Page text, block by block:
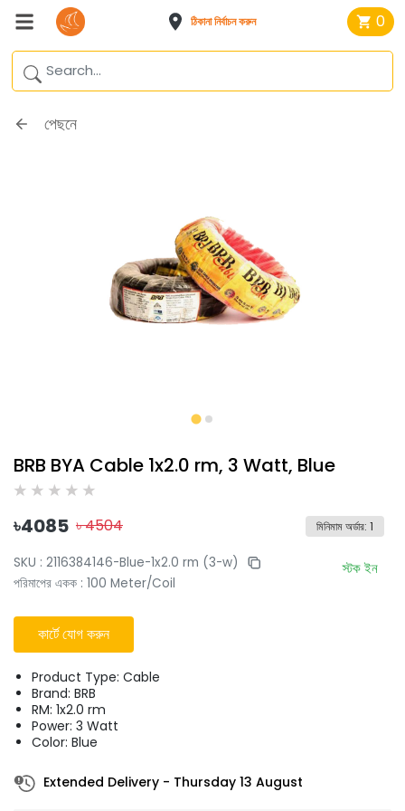
ঠিকানা নির্বাচন করুন 0
পেছনে
BRB BYA Cable 1x2.0 rm, 3 Watt, Blue
৳4085 ৳4504 মিনিমাম অর্ডার: 1
SKU : 2116384146-Blue-1x2.0 rm (3-w)
পরিমাপের একক : 100 Meter/Coil
স্টক ইন
কার্টে যোগ করুন
Product Type: Cable
Brand: BRB
RM: 1x2.0 rm
Power: 3 Watt
Color: Blue
Extended Delivery - Thursday 13 August